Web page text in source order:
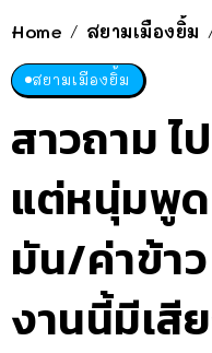
Home / สยามเมืองยิ้ม
สยามเมืองยิ้ม
สาวถาม ไ
แต่หนุ่มพูด
มัน/ค่าข้า
งานนี้มีเสี